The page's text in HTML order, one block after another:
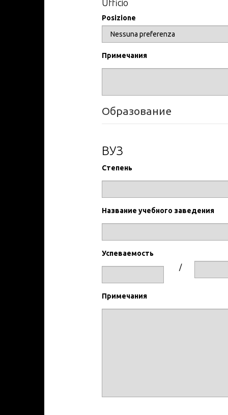
Обращаем ваше внимание на то,
же полностью отозвать право на
mcv-vg@riv-vg.com.
Ufficio
Posizione
Примечания
Образование
ВУЗ
Степень
Название учебного заведения
Успеваемость
/
Примечания